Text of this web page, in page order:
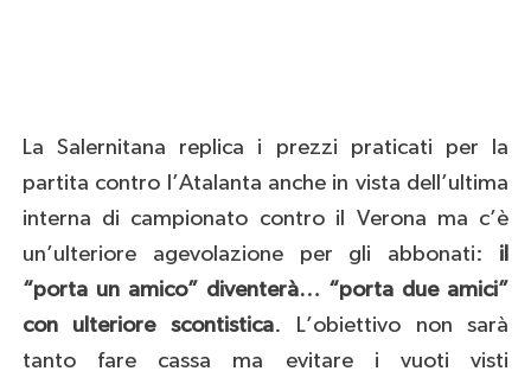
La Salernitana replica i prezzi praticati per la
partita contro l’Atalanta anche in vista dell’ultima
interna di campionato contro il Verona ma c’è
un’ulteriore agevolazione per gli abbonati: il
“porta un amico” diventerà… “porta due amici”
con ulteriore scontistica. L’obiettivo non sarà
tanto fare cassa ma evitare i vuoti visti